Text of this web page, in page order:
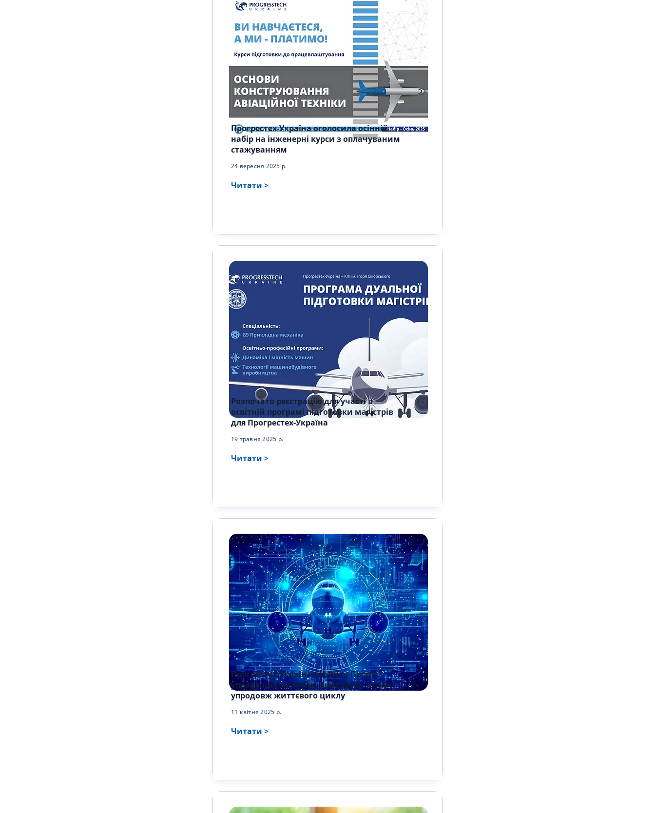
Прогрестех-Україна оголосила осінній
набір на інженерні курси з оплачуваним
стажуванням
24 вересня 2025 р.
Читати >
Розпочато реєстрацію для участі в
освітній програмі підготовки магістрів
для Прогрестех-Україна
19 травня 2025 р.
Читати >
Прогрестех-Україна оновить Процес
управління змінами, яких літак зазнає
упродовж життєвого циклу
11 квітня 2025 р.
Читати >